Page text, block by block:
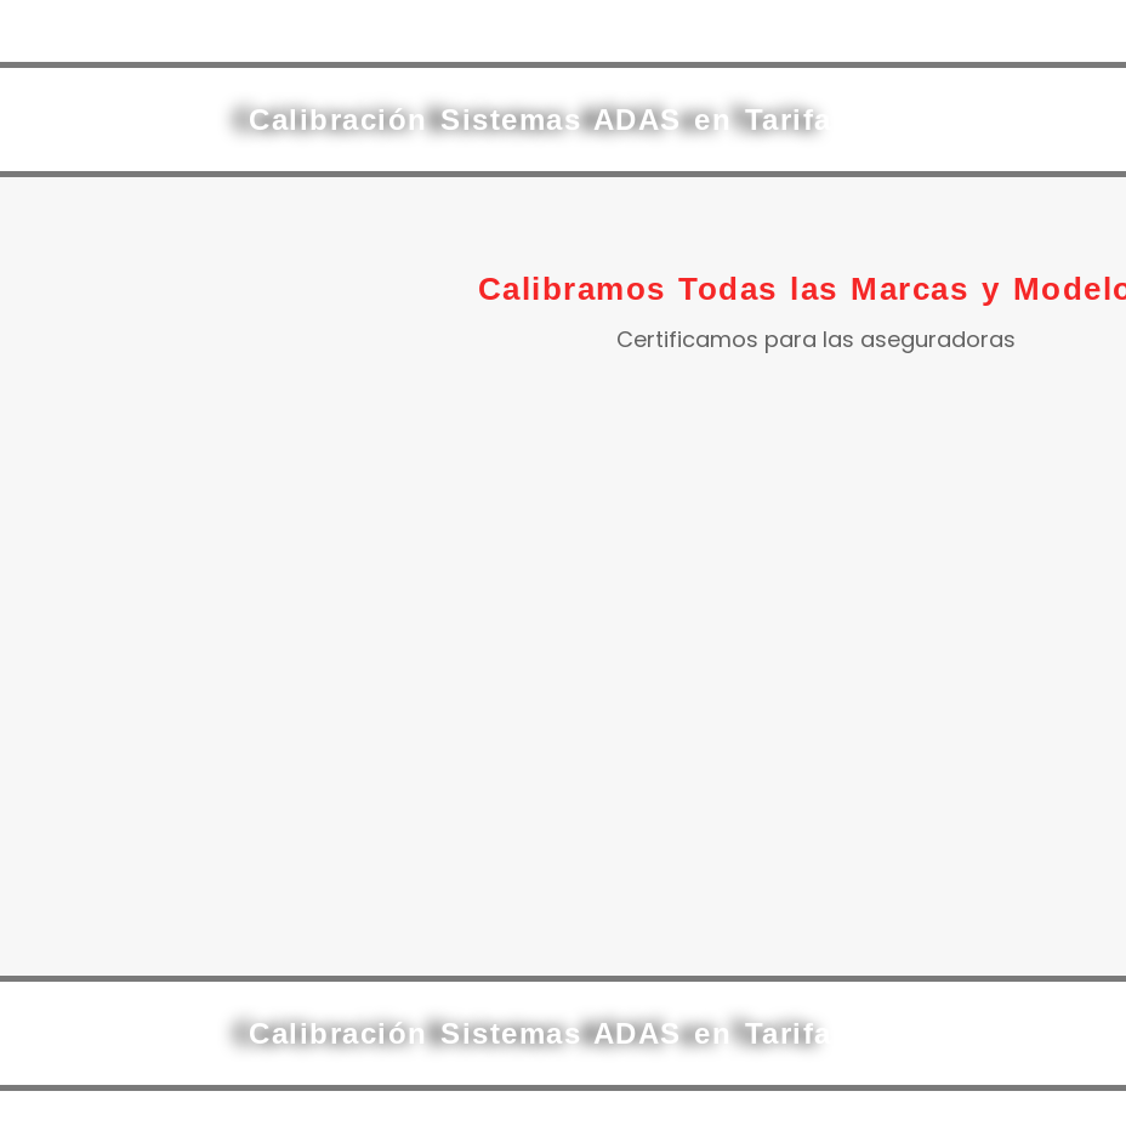
Calibración Sistemas ADAS en Tarifa
Calibramos Todas las Marcas y
Certificamos para las aseguradoras
Calibración Sistemas ADAS en Tarifa